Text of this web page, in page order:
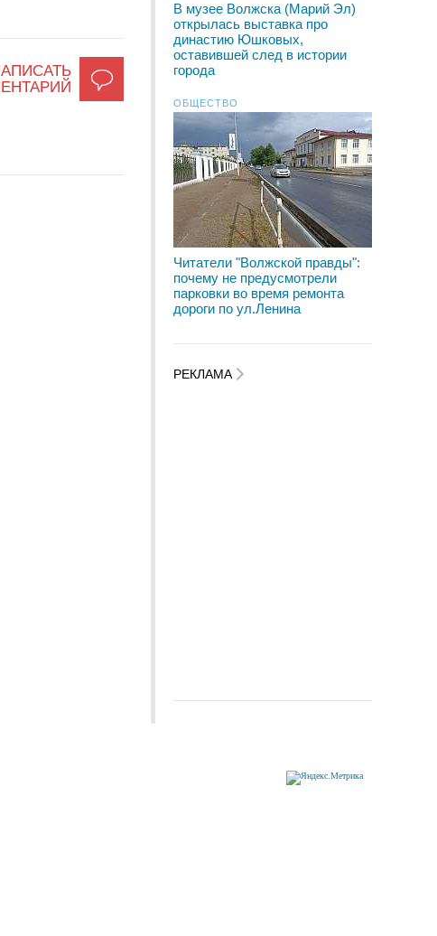
В музее Волжска (Марий Эл)
открылась выставка про
династию Юшковых,
оставившей след в истории
города
ОБЩЕСТВО
Читатели "Волжской правды":
почему не предусмотрели
парковки во время ремонта
дороги по ул.Ленина
РЕКЛАМА